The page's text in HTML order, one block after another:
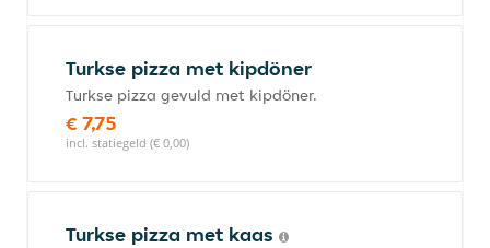
Turkse pizza met kipdöner
Turkse pizza gevuld met kipdöner.
€ 7,75
incl. statiegeld (€ 0,00)
Turkse pizza met kaas